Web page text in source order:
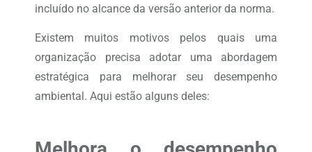
incluído no alcance da versão anterior da norma.
Existem muitos motivos pelos quais uma
organização precisa adotar uma abordagem
estratégica para melhorar seu desempenho
ambiental. Aqui estão alguns deles: